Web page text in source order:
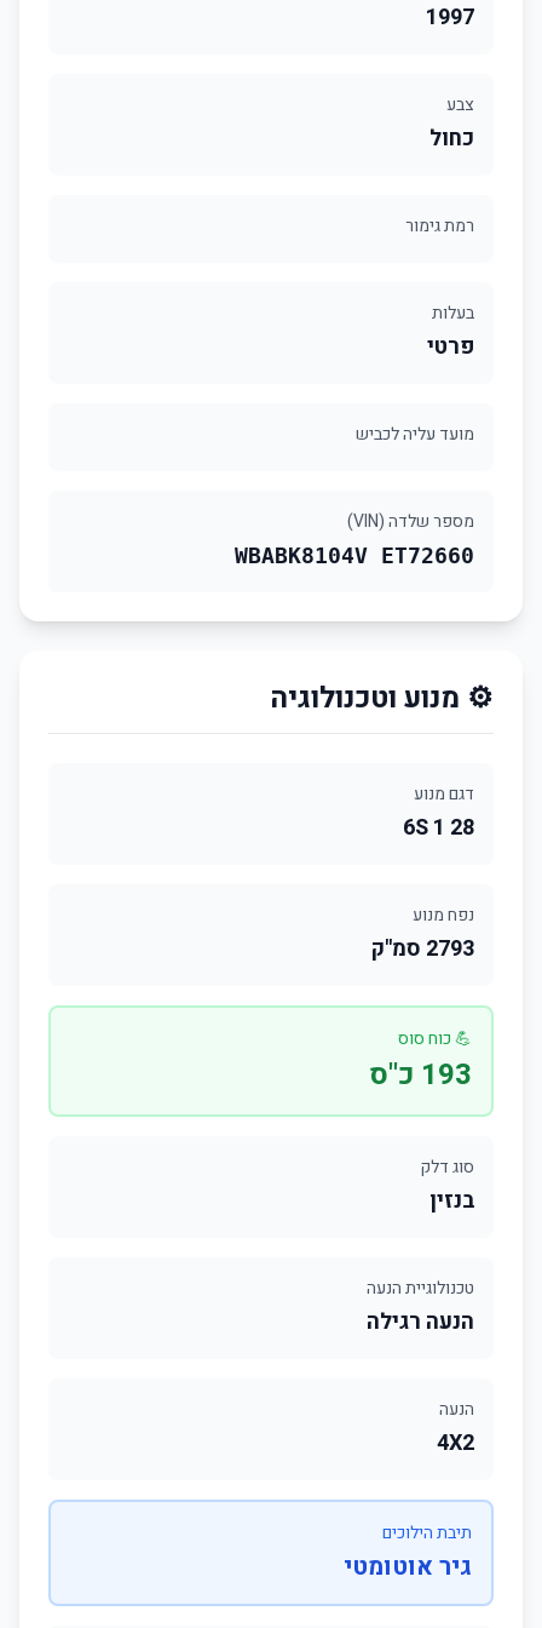
1997
צבע
כחול
רמת גימור
בעלות
פרטי
מועד עליה לכביש
מספר שלדה (VIN)
WBABK8104V ET72660
⚙️ מנוע וטכנולוגיה
דגם מנוע
28 6S 1
נפח מנוע
2793 סמ"ק
💪 כוח סוס
193 כ"ס
סוג דלק
בנזין
טכנולוגיית הנעה
הנעה רגילה
הנעה
4X2
תיבת הילוכים
גיר אוטומטי